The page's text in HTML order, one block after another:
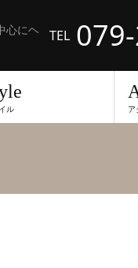
心にヘ TEL
ル ア